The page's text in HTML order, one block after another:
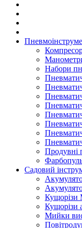
Набори
Продувні
Садовий
Кущорізи
Кущорізи
Мийки